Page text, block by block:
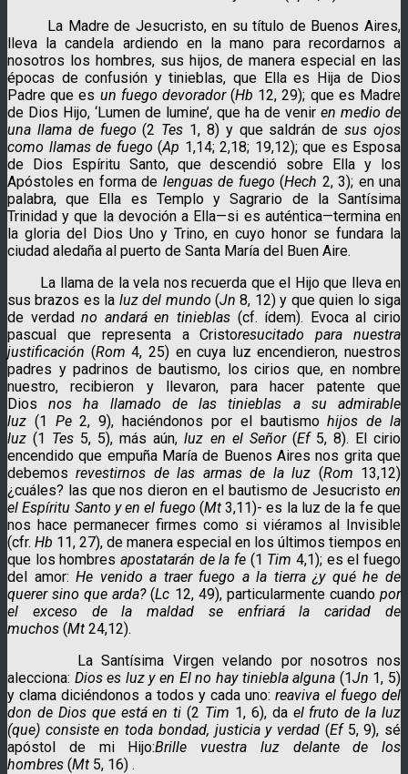
La Madre de Jesucristo, en su título de Buenos Aires,
lleva la candela ardiendo en la mano para recordarnos a
nosotros los hombres, sus hijos, de manera especial en las
épocas de confusión y tinieblas, que Ella es Hija de Dios
Padre que es un fuego devorador(Hb 12, 29); que es Madre
de Dios Hijo, ‘Lumen de lumine’, que ha de venir en medio de
una llama de fuego (2 Tes 1, 8) y que saldrán desus ojos
como llamas de fuego (Ap 1,14; 2,18; 19,12); que es Esposa
de Dios Espíritu Santo, que descendió sobre Ella y los
Apóstoles en forma de lenguas de fuego (Hech 2, 3); en una
palabra, que Ella es Templo y Sagrario de la Santísima
Trinidad y que la devoción a Ella—si es auténtica—termina en
la gloria del Dios Uno y Trino, en cuyo honor se fundara la
ciudad aledaña al puerto de Santa María del Buen Aire.
La llama de la vela nos recuerda que el Hijo que lleva en
sus brazos es la luz del mundo (Jn 8, 12) y que quien lo siga
de verdadno andará en tinieblas (cf. ídem). Evoca al cirio
pascual que representa a Cristoresucitado para nuestra
justificación (Rom 4, 25) en cuya luz encendieron, nuestros
padres y padrinos de bautismo, los cirios que, en nombre
nuestro, recibieron y llevaron, para hacer patente que
Diosnos ha llamado de las tinieblas a su admirable
luz (1 Pe2, 9), haciéndonos por el bautismohijos de la
luz (1 Tes 5, 5), más aún,luz en el Señor(Ef5, 8). El cirio
encendido que empuña María de Buenos Aires nos grita que
debemosrevestirnos de las armas de la luz (Rom 13,12)
¿cuáles? las que nos dieron en el bautismo de Jesucristo en
el Espíritu Santo y en el fuego (Mt3,11)- es la luz de la fe que
nos hace permanecer firmes como si viéramos al Invisible
(cfr. Hb 11, 27), de manera especial en los últimos tiempos en
que los hombres apostatarán de la fe (1 Tim 4,1); es el fuego
del amor:He venido a traer fuego a la tierra ¿y qué he de
querer sino que arda?(Lc 12, 49), particularmente cuandopor
el exceso de la maldad se enfriará la caridad de
muchos (Mt 24,12).
La Santísima Virgen velando por nosotros nos
alecciona: Dios es luz y en El no hay tiniebla alguna (1Jn 1, 5)
y clama diciéndonos a todos y cada uno:reaviva el fuego del
don de Dios que está en ti (2 Tim 1, 6), da el fruto de la luz
(que) consiste en toda bondad, justicia y verdad (Ef5, 9), sé
apóstol de mi Hijo:Brille vuestra luz delante de los
hombres (Mt 5, 16) .